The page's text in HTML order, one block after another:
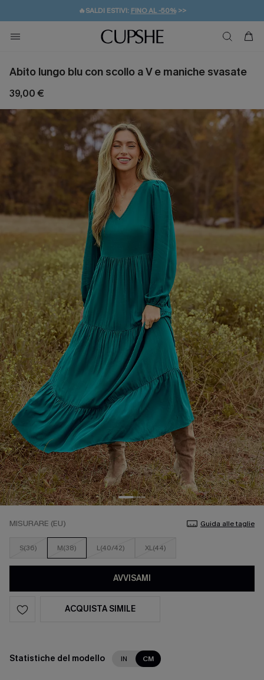
🔥SALDI ESTIVI: FINO AL -50%>>
🚚SPEDIZIONE GRATUITA DA 49€
💌REGALO PER I NUOVI: 20% DI SCONTO*
Abito lungo blu con scollo a V e maniche svasate
39,00 €
MISURARE (EU) Guida alle taglie
S(36) M(38) L(40/42) XL(44)
AVVISAMI
ACQUISTA SIMILE
Statistiche del modello IN CM